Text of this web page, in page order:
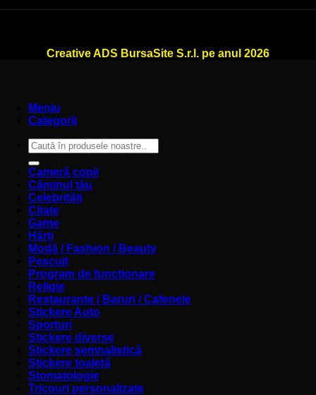
Creative ADS BursaSite S.r.l. pe anul 2026
Meniu
Categorii
Caută
după:
Cameră copii
Căminul tău
Celebrități
Citate
Game
Hărți
Modă / Fashion / Beauty
Pescuit
Program de funcționare
Religie
Restaurante / Baruri / Cafenele
Stickere Auto
Sporturi
Stickere diverse
Stickere semnalistică
Stickere toaletă
Stomatologie
Tricouri personalizate